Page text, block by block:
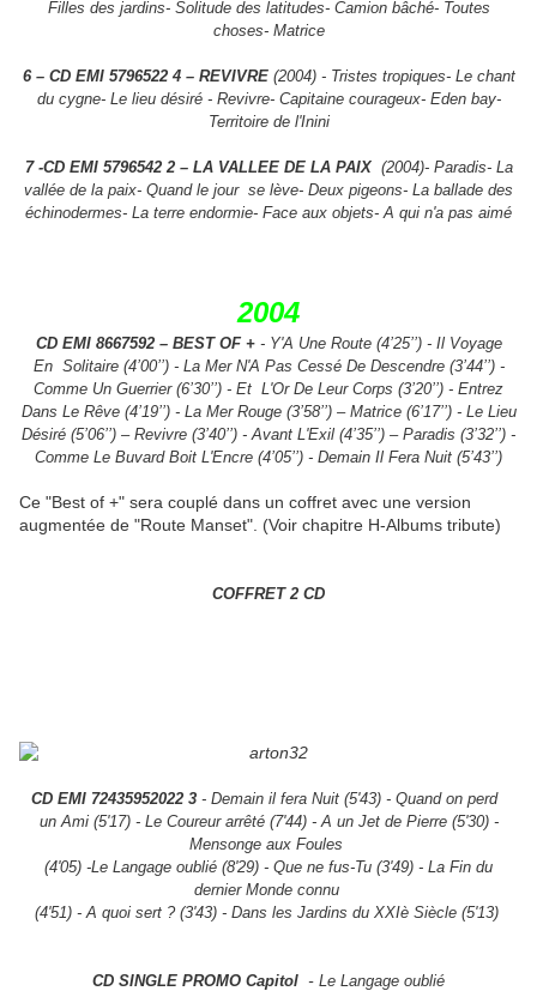
Filles des jardins- Solitude des latitudes- Camion bâché- Toutes
choses- Matrice
6 – CD EMI 5796522 4 – REVIVRE(2004) - Tristes tropiques- Le chant
du cygne- Le lieu désiré - Revivre- Capitaine courageux- Eden bay-
Territoire de l'Inini
7 -CD EMI 5796542 2 – LA VALLEE DE LA PAIX(2004)- Paradis- La
vallée de la paix- Quand le jour se lève- Deux pigeons- La ballade des
échinodermes- La terre endormie- Face aux objets- A qui n'a pas aimé
2004
CD EMI 8667592 – BEST OF +- Y'A Une Route (4’25’’) - Il Voyage
En Solitaire (4’00’’) - La Mer N'A Pas Cessé De Descendre (3’44’’) -
Comme Un Guerrier (6’30’’) - Et L'Or De Leur Corps (3’20’’) - Entrez
Dans Le Rêve (4’19’’) - La Mer Rouge (3’58’’) – Matrice (6’17’’) - Le Lieu
Désiré (5’06’’) – Revivre (3’40’’) - Avant L'Exil (4’35’’) – Paradis (3’32’’) -
Comme Le Buvard Boit L'Encre (4’05’’) - Demain Il Fera Nuit (5’43’’)
Ce "Best of +" sera couplé dans un coffret avec une version
augmentée de "Route Manset". (Voir chapitre H-Albums tribute)
COFFRET 2 CD
CD EMI 72435952022 3- Demain il fera Nuit (5'43) - Quand on perd
un Ami (5'17) - Le Coureur arrêté (7'44) - A un Jet de Pierre (5'30) -
Mensonge aux Foules
(4'05) -Le Langage oublié (8'29) - Que ne fus-Tu (3'49) - La Fin du
dernier Monde connu
(4'51) - A quoi sert ? (3'43) - Dans les Jardins du XXIè Siècle (5'13)
CD SINGLE PROMO Capitol - Le Langage oublié